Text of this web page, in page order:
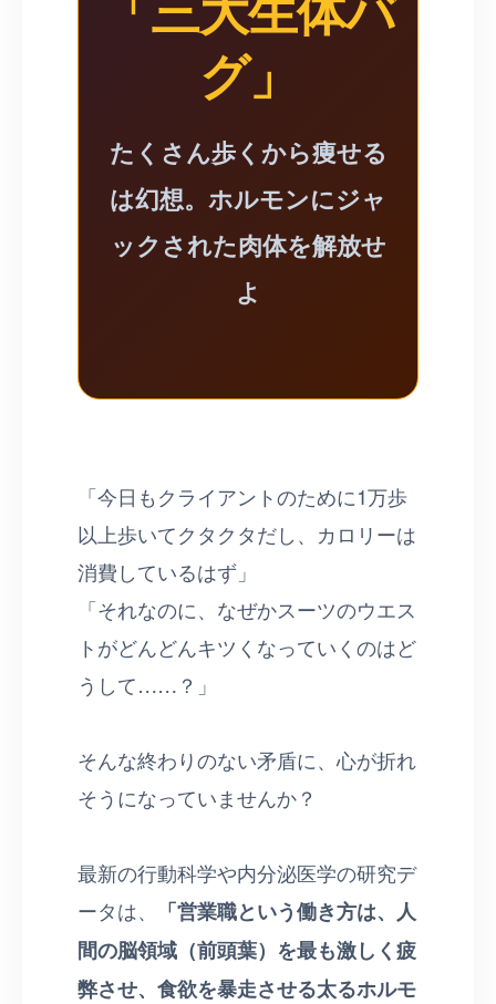
グ」
たくさん歩くから痩せる
は幻想。ホルモンにジャ
ックされた肉体を解放せ
よ
「今日もクライアントのために1万歩
以上歩いてクタクタだし、カロリーは
消費しているはず」
「それなのに、なぜかスーツのウエス
トがどんどんキツくなっていくのはど
うして……？」
そんな終わりのない矛盾に、心が折れ
そうになっていませんか？
最新の行動科学や内分泌医学の研究デ
ータは、
「営業職という働き方は、人
間の脳領域（前頭葉）を最も激しく疲
弊させ、食欲を暴走させる太るホルモ